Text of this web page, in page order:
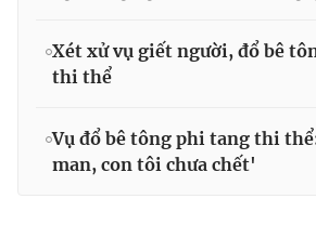
Xét xử vụ giết người, đổ bê
thi thể
Vụ đổ bê tông phi tang thi
man, con tôi chưa chết'